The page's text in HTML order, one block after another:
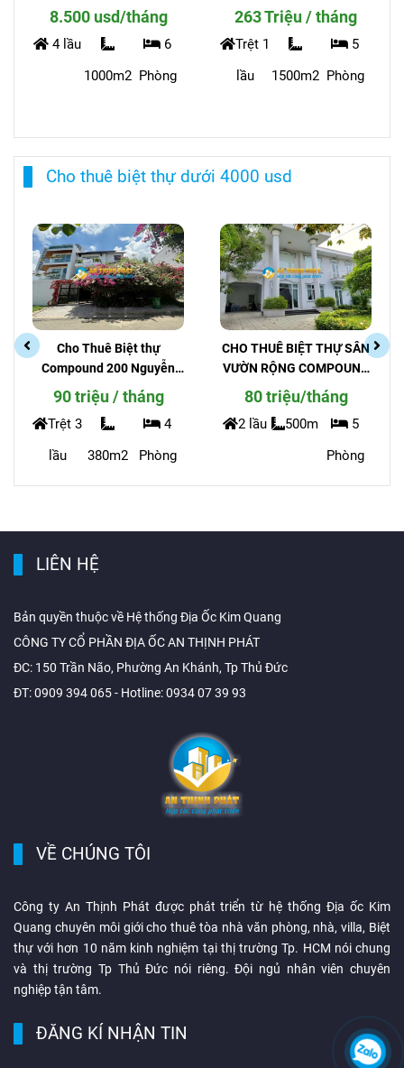
Bơi, Sân Vườn 1000m,
Thang Máy, Thiết Kế Hiện
Đại
8.500 usd/tháng
4 lầu
1000m2
6
Phòng
Rạch - Phường Thảo Điền
263 Triệu / tháng
Trệt 1
lầu
1500m2
5
Phòng
Cho thuê biệt thự dưới 4000 usd
Cho Thuê Biệt thự
Compound 200 Nguyễn
Văn Hưởng _Phường Thảo
Điền - An Ninh
90 triệu / tháng
Trệt 3
lầu
380m2
4
Phòng
CHO THUÊ BIỆT THỰ SÂN
VƯỜN RỘNG COMPOUND
ĐƯỜNG TRẦN NÃO AN
NINH
80 triệu/tháng
2 lầu 500m
5
Phòng
LIÊN HỆ
Bản quyền thuộc về Hệ thống Địa Ốc Kim Quang
CÔNG TY CỔ PHẦN ĐỊA ỐC AN THỊNH PHÁT
ĐC: 150 Trần Não, Phường An Khánh, Tp Thủ Đức
ĐT: 0909 394 065 - Hotline: 0934 07 39 93
VỀ CHÚNG TÔI
Công ty An Thịnh Phát được phát triển từ hệ thống Địa ốc Kim
Quang chuyên môi giới cho thuê tòa nhà văn phòng, nhà, villa, Biệt
thự với hơn 10 năm kinh nghiệm tại thị trường Tp. HCM nói chung
và thị trường Tp Thủ Đức nói riêng. Đội ngủ nhân viên chuyên
nghiệp tận tâm.
ĐĂNG KÍ NHẬN TIN